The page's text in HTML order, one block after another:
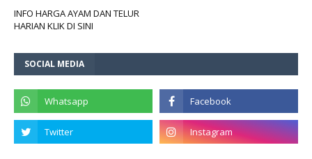
INFO HARGA AYAM DAN TELUR
HARIAN KLIK DI SINI
SOCIAL MEDIA